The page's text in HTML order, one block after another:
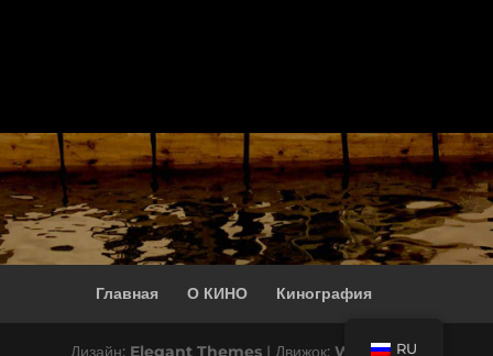
Главная О КИНО Кинография
Дизайн: Elegant Themes | Движок:WordPress
RU